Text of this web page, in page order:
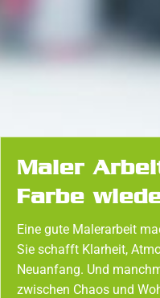
Maler
Farbe
Eine gute Malerarbeit
Sie schafft Klarheit,
Neuanfang. Und
zwischen Chaos und